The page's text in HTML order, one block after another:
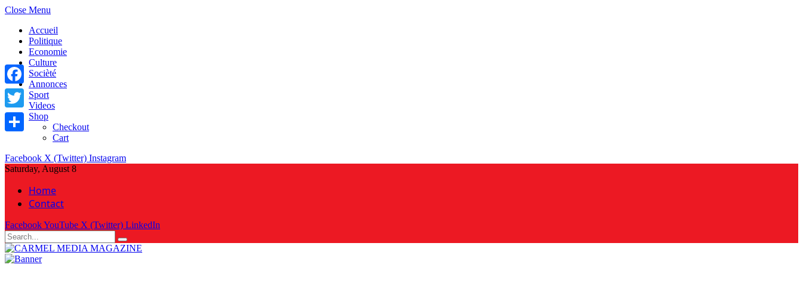
Close Menu
Accueil
Politique
Economie
Culture
Socièté
Annonces
Sport
Videos
Shop
Checkout
Cart
Facebook X (Twitter) Instagram
Saturday, August 8
Home
Contact
FacebookYouTube X (Twitter) LinkedIn
Facebook
Twitter